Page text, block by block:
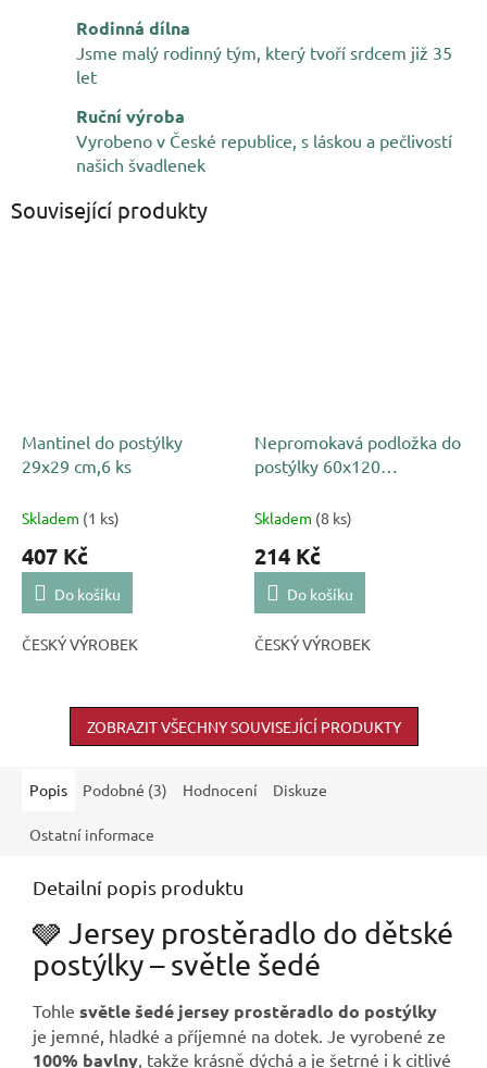
Rodinná dílna
Jsme malý rodinný tým, který tvoří srdcem již 35
let
Ruční výroba
Vyrobeno v České republice, s láskou a pečlivostí
našich švadlenek
Související produkty
Mantinel do postýlky
29x29 cm,6 ks
Skladem (1 ks)
407 Kč
Do košíku
ČESKÝ VÝROBEK
Nepromokavá podložka do
postýlky 60x120
Skladem (8 ks)
214 Kč
Do košíku
ČESKÝ VÝROBEK
ZOBRAZIT VŠECHNY SOUVISEJÍCÍ PRODUKTY
Popis Podobné (3) Hodnocení Diskuze
Ostatní informace
Detailní popis produktu
🩶 Jersey prostěradlo do dětské
postýlky – světle šedé
Tohle světle šedé jersey prostěradlo do postýlky
je jemné, hladké a příjemné na dotek. Je vyrobené ze
100% bavlny , takže krásně dýchá a je šetrné i k citlivé